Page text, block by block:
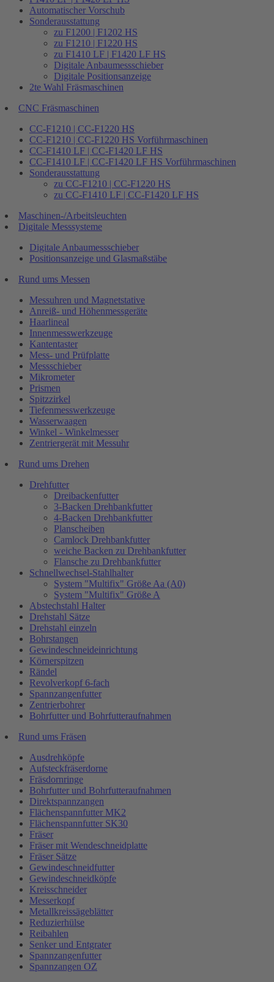
Automatischer Vorschub
Sonderausstattung
zu F1200 | F1202 HS
zu F1210 | F1220 HS
zu F1410 LF | F1420 LF HS
Digitale Anbaumessschieber
Digitale Positionsanzeige
2te Wahl Fräsmaschinen
CNC Fräsmaschinen
CC-F1210 | CC-F1220 HS
CC-F1210 | CC-F1220 HS Vorführmaschinen
CC-F1410 LF | CC-F1420 LF HS
CC-F1410 LF | CC-F1420 LF HS Vorführmaschinen
Sonderausstattung
zu CC-F1210 | CC-F1220 HS
zu CC-F1410 LF | CC-F1420 LF HS
Maschinen-/Arbeitsleuchten
Digitale Messsysteme
Digitale Anbaumessschieber
Positionsanzeige und Glasmaßstäbe
Rund ums Messen
Messuhren und Magnetstative
Anreiß- und Höhenmessgeräte
Haarlineal
Innenmesswerkzeuge
Kantentaster
Mess- und Prüfplatte
Messschieber
Mikrometer
Prismen
Spitzzirkel
Tiefenmesswerkzeuge
Wasserwaagen
Winkel - Winkelmesser
Zentriergerät mit Messuhr
Rund ums Drehen
Drehfutter
Dreibackenfutter
3-Backen Drehbankfutter
4-Backen Drehbankfutter
Planscheiben
Camlock Drehbankfutter
weiche Backen zu Drehbankfutter
Flansche zu Drehbankfutter
Schnellwechsel-Stahlhalter
System "Multifix" Größe Aa (A0)
System "Multifix" Größe A
Abstechstahl Halter
Drehstahl Sätze
Drehstahl einzeln
Bohrstangen
Gewindeschneideinrichtung
Körnerspitzen
Rändel
Revolverkopf 6-fach
Spannzangenfutter
Zentrierbohrer
Bohrfutter und Bohrfutteraufnahmen
Rund ums Fräsen
Ausdrehköpfe
Aufsteckfräserdorne
Fräsdornringe
Bohrfutter und Bohrfutteraufnahmen
Direktspannzangen
Flächenspannfutter MK2
Flächenspannfutter SK30
Fräser
Fräser mit Wendeschneidplatte
Fräser Sätze
Gewindeschneidfutter
Gewindeschneidköpfe
Kreisschneider
Messerkopf
Metallkreissägeblätter
Reduzierhülse
Reibahlen
Senker und Entgrater
Spannzangenfutter
Spannzangen OZ